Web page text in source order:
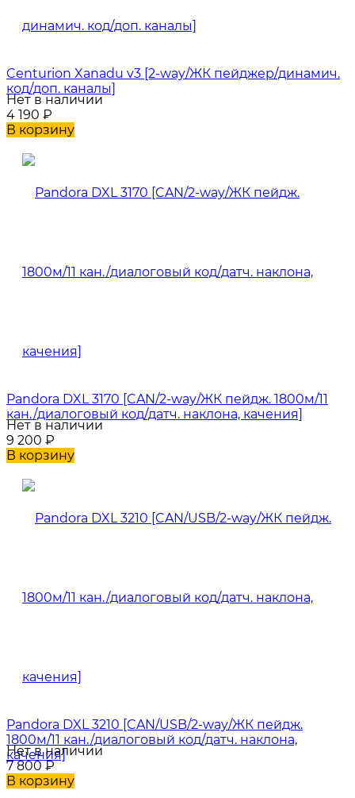
Centurion Xanadu v3 [2-way/ЖК пейджер/динамич.
код/доп. каналы]
Нет в наличии
4 190 ₽
В корзину
Pandora DXL 3170 [CAN/2-way/ЖК пейдж. 1800м/11
кан./диалоговый код/датч. наклона, качения]
Нет в наличии
9 200 ₽
В корзину
Pandora DXL 3210 [CAN/USB/2-way/ЖК пейдж.
1800м/11 кан./диалоговый код/датч. наклона,
качения]
Нет в наличии
7 800₽
В корзину